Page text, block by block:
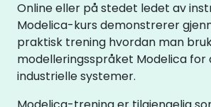
Online eller på stedet ledet av
Modelica-kurs demonstrerer
praktisk trening hvordan man
modelleringsspråket Modelica for
industrielle systemer.